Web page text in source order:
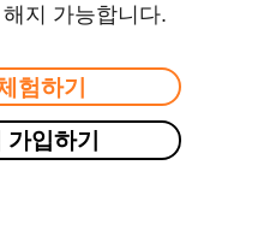
지 가능합니다.
험하기
입하기